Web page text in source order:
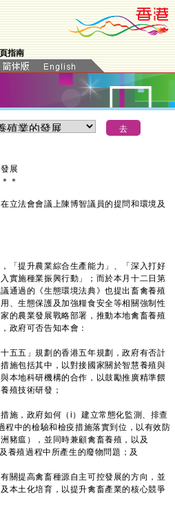
指南
展
＊ ＊
法會會議上陳博智議員的提問和環境及
提升農業綜合生產能力」、「深入打好
實施種業振興行動」；而於本月十二日第
通過的《生態環境法典》也提出畜禽養殖
、生態保護及加強糧食安全等相關強制性
的農業發展戰略部署，推動本地禽畜養殖
政府可否告知本會：
五五」規劃的香港五年規劃，政府有否計
施包括其中，以對接國家關於智慧養殖與
本地科研機構的合作，以鼓勵推廣精準餵
殖技術研發；
施，政府如何（i）建立常態化監測、排查
程中的檢驗和檢疫措施落實到位，以有效防
豬瘟），並同時兼顧禽畜養殖，以及
養殖過程中所產生的廢物問題；及
關提高禽畜種源自主可控發展的方向，並
本土化培育，以提升禽畜產業的核心競爭